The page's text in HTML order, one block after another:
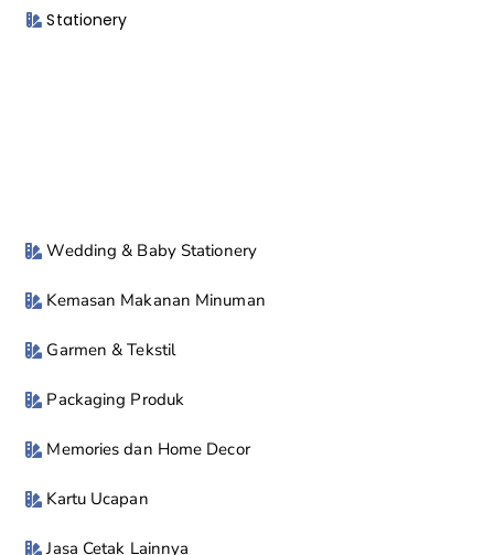
Stationery
Wedding & Baby Stationery
Kemasan Makanan Minuman
Garmen & Tekstil
Packaging Produk
Memories dan Home Decor
Kartu Ucapan
Jasa Cetak Lainnya